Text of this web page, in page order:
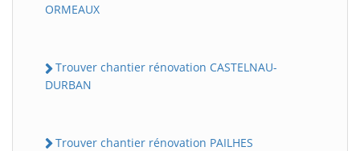
ORMEAUX
Trouver chantier rénovation CASTELNAU-
DURBAN
Trouver chantier rénovation PAILHES